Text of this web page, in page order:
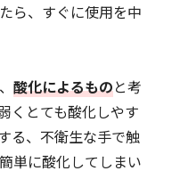
ら、すぐに使用を中
酸化によるものと考
くとても酸化しやす
る、不衛生な手で触
単に酸化してしまい